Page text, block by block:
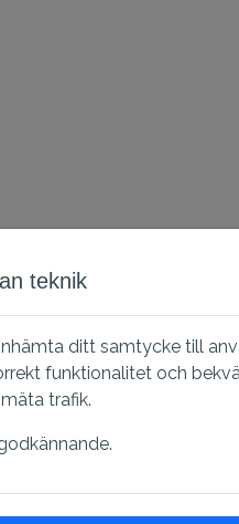
hos SSL/TLS-
nya krav, vilket
teknik
ditt samtycke till
funktionalitet och
trafik.